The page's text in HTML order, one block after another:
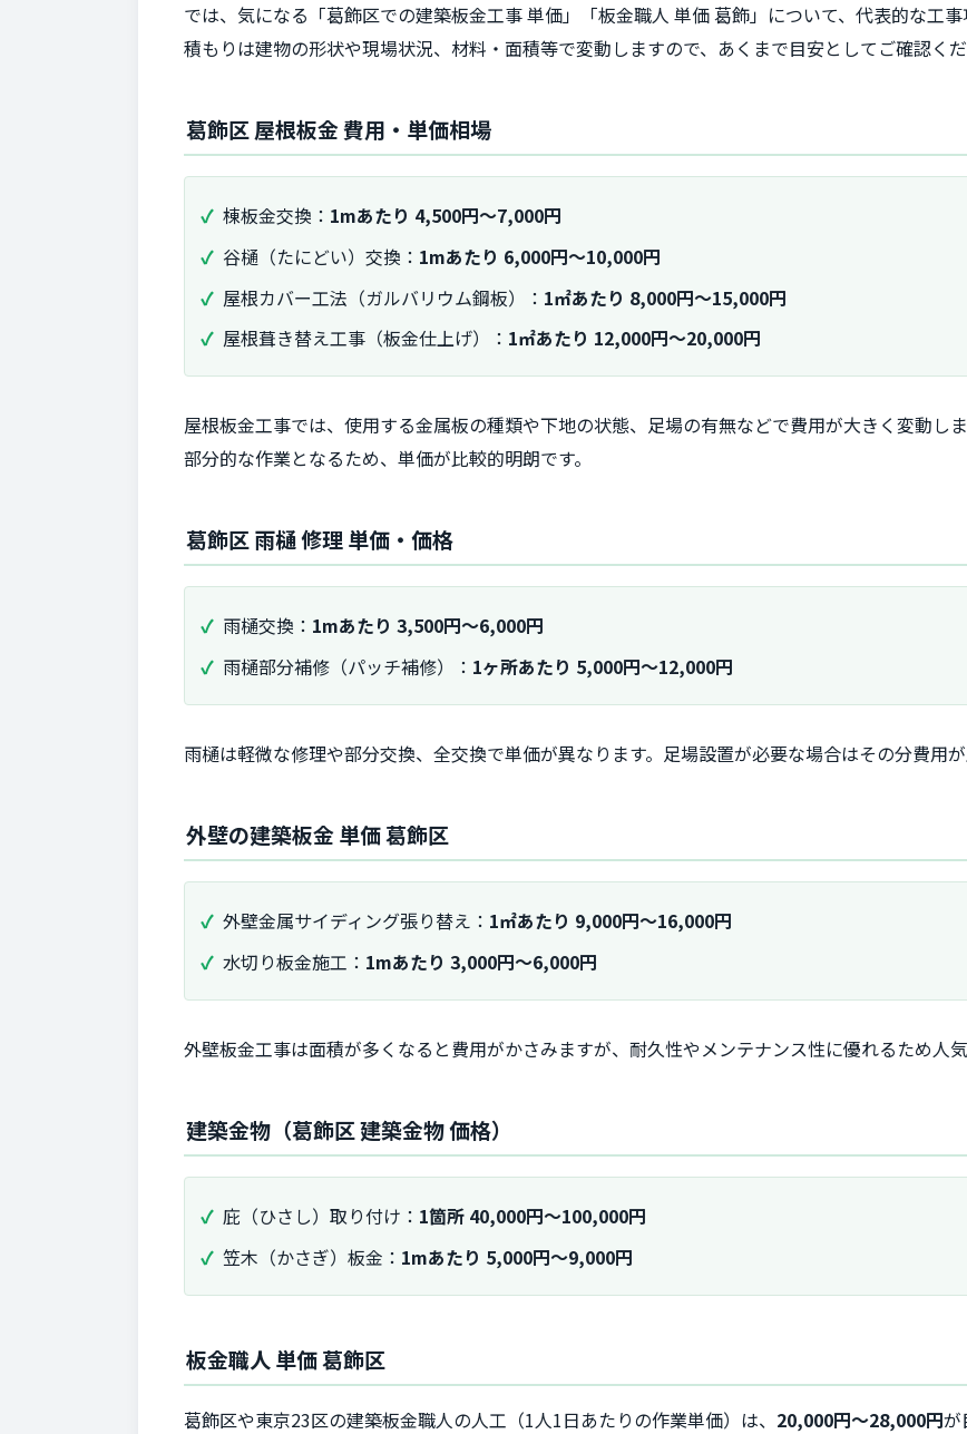
では、気になる「葛飾区での建築板金工事 単価」「板金職人 単価 葛飾」について、代表的な工
積もりは建物の形状や現場状況、材料・面積等で変動しますので、あくまで目安としてご確認くだ
葛飾区 屋根板金 費用・単価相場
棟板金交換： 1mあたり 4,500円～7,000円
谷樋（たにどい）交換： 1mあたり 6,000円～10,000円
屋根カバー工法（ガルバリウム鋼板）： 1㎡あたり 8,000円～15,000円
屋根葺き替え工事（板金仕上げ）： 1㎡あたり 12,000円～20,000円
屋根板金工事では、使用する金属板の種類や下地の状態、足場の有無などで費用が大きく変動し
部分的な作業となるため、単価が比較的明朗です。
葛飾区 雨樋 修理 単価・価格
雨樋交換： 1mあたり 3,500円～6,000円
雨樋部分補修（パッチ補修）： 1ヶ所あたり 5,000円～12,000円
雨樋は軽微な修理や部分交換、全交換で単価が異なります。足場設置が必要な場合はその分費用
外壁の建築板金 単価 葛飾区
外壁金属サイディング張り替え： 1㎡あたり 9,000円～16,000円
水切り板金施工： 1mあたり 3,000円～6,000円
外壁板金工事は面積が多くなると費用がかさみますが、耐久性やメンテナンス性に優れるため人気
建築金物（葛飾区 建築金物 価格）
庇（ひさし）取り付け： 1箇所 40,000円～100,000円
笠木（かさぎ）板金： 1mあたり 5,000円～9,000円
板金職人 単価 葛飾区
葛飾区や東京23区の建築板金職人の人工（1人1日あたりの作業単価）は、 20,000円～28,000円が